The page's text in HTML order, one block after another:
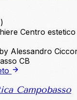
Centro estetico
Alessandro
CB
Campobasso